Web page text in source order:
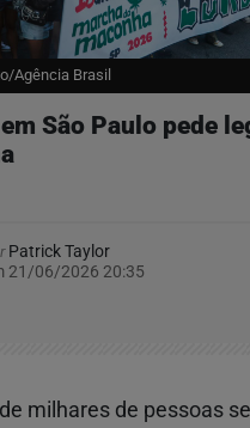
Agência Brasil
São Paulo pede
Patrick Taylor
21/06/2026 20:35
milhares de pessoas